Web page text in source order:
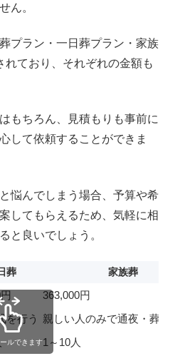
ん。
プラン・一日葬プラン・家族
ており、それぞれの金額も
もちろん、見積もりも事前に
して依頼することができま
悩んでしまう場合、予算や希
してもらえるため、気軽に相
と良いでしょう。
葬 家族葬
363,000円
を行う
親しい人のみで通夜・葬
1～10人
ルできます